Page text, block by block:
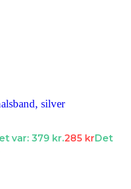
silver
var: 379 kr.285 kr Det